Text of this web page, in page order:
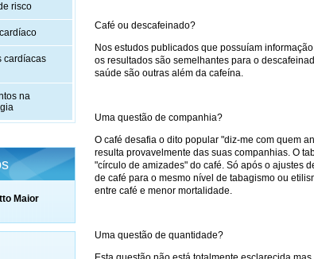
Café ou descafeinado?
Nos estudos publicados que possuíam
os resultados são semelhantes para o
saúde são outras além da cafeína.
Uma questão de companhia?
O café desafia o dito popular "diz-me com quem
resulta provavelmente das suas companhias. O
"círculo de amizades" do café. Só após o ajustes
de café para o mesmo nível de tabagismo ou
entre café e menor mortalidade.
Uma questão de quantidade?
risco
cardíacas
na
Maior